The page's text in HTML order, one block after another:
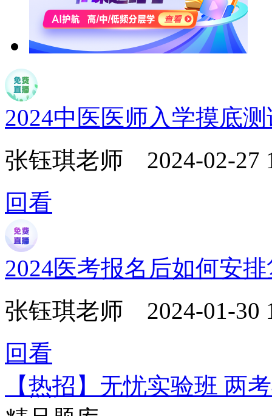
2024中医医师入学摸底
张钰琪老师 2024-02-27
回看
2024医考报名后如何安
张钰琪老师 2024-01-30
回看
【热招】无忧实验班 两